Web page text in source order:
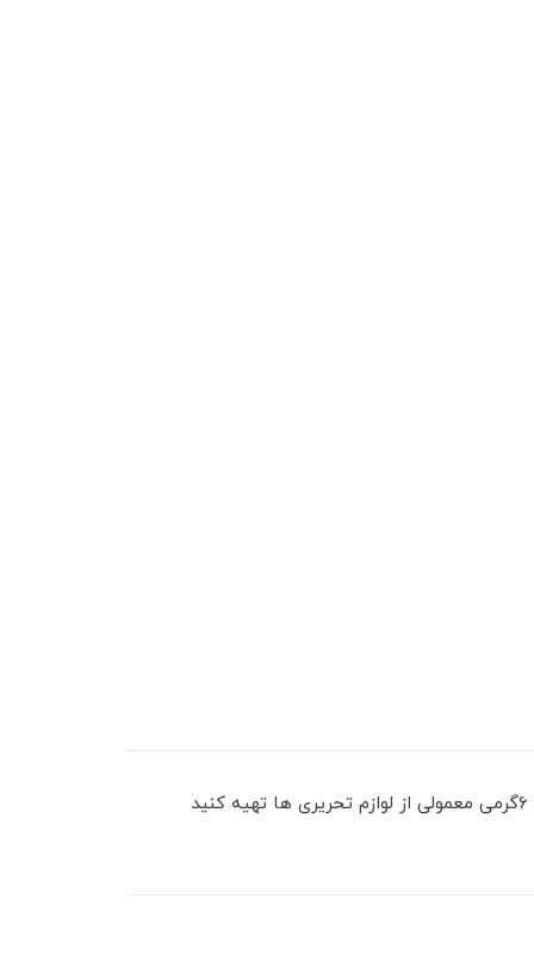
حجم چسب: ۶گرم- دارای درب سیلیکونی وبدنه پلاستیکی-چسبندگی خوب-بعد از تموم شدن چسبتون کافیه یک چسب ماتیکی ۶گرمی معمولی از لوازم تحریری ها تهیه کنید